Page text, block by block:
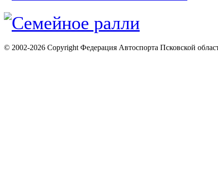
© 2002-2026 Copyright Федерация Автоспорта Псковской